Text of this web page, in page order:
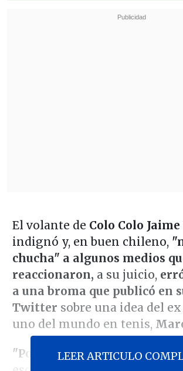
El volante de Colo Colo
indignó y, en buen chileno,
chucha" a algunos medios
reaccionaron, a su juicio,
a una broma que publicó en
Twitter sobre una idea del
uno del mundo en tenis,
"Por una broma... váyanse a
LEER ARTICULO